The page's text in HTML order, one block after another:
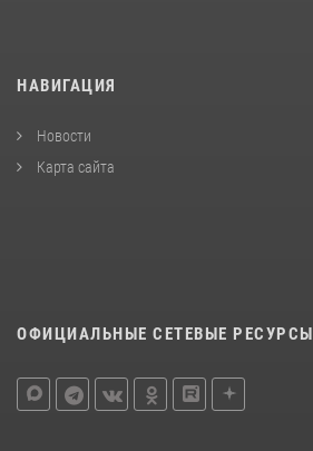
НАВИГАЦИЯ
Новости
Карта сайта
ОФИЦИАЛЬНЫЕ СЕТЕВЫЕ РЕСУРСЫ